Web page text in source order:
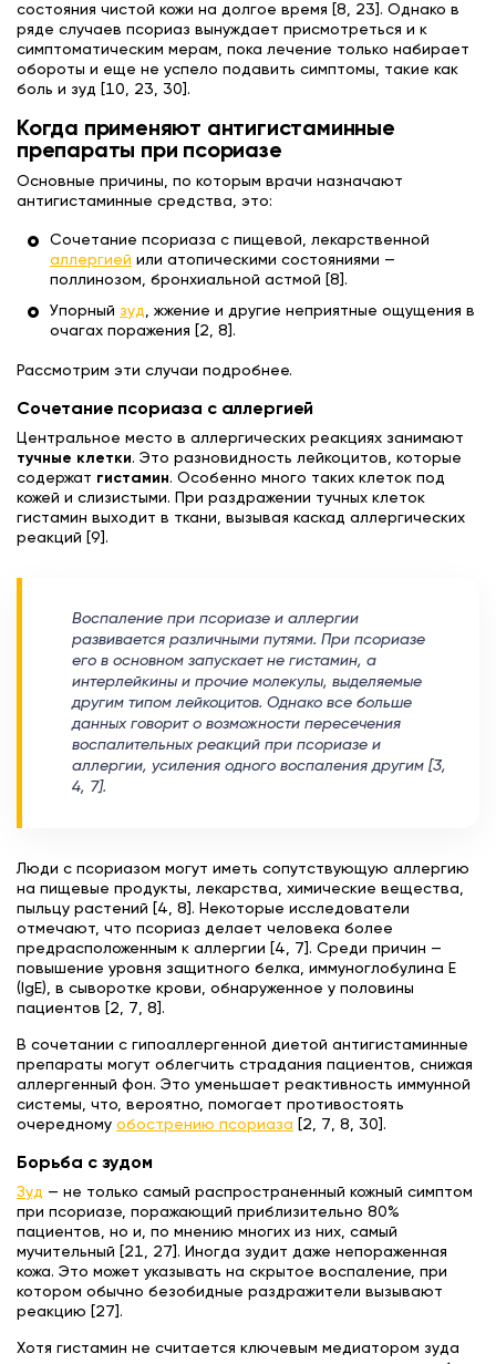
состояния чистой кожи на долгое время [8, 23]. Однако в
ряде случаев псориаз вынуждает присмотреться и к
симптоматическим мерам, пока лечение только набирает
обороты и еще не успело подавить симптомы, такие как
боль и зуд [10, 23, 30].
Когда применяют антигистаминные
препараты при псориазе
Основные причины, по которым врачи назначают
антигистаминные средства, это:
Сочетание псориаза с пищевой, лекарственной
аллергией или атопическими состояниями —
поллинозом, бронхиальной астмой [8].
Упорный зуд, жжение и другие неприятные ощущения в
очагах поражения [2, 8].
Рассмотрим эти случаи подробнее.
Сочетание псориаза с аллергией
Центральное место в аллергических реакциях занимают
тучные клетки. Это разновидность лейкоцитов, которые
содержат гистамин. Особенно много таких клеток под
кожей и слизистыми. При раздражении тучных клеток
гистамин выходит в ткани, вызывая каскад аллергических
реакций [9].
Воспаление при псориазе и аллергии
развивается различными путями. При псориазе
его в основном запускает не гистамин, а
интерлейкины и прочие молекулы, выделяемые
другим типом лейкоцитов. Однако все больше
данных говорит о возможности пересечения
воспалительных реакций при псориазе и
аллергии, усиления одного воспаления другим [3,
4, 7].
Люди с псориазом могут иметь сопутствующую аллергию
на пищевые продукты, лекарства, химические вещества,
пыльцу растений [4, 8]. Некоторые исследователи
отмечают, что псориаз делает человека более
предрасположенным к аллергии [4, 7]. Среди причин —
повышение уровня защитного белка, иммуноглобулина E
(IgE), в сыворотке крови, обнаруженное у половины
пациентов [2, 7, 8].
В сочетании с гипоаллергенной диетой антигистаминные
препараты могут облегчить страдания пациентов, снижая
аллергенный фон. Это уменьшает реактивность иммунной
системы, что, вероятно, помогает противостоять
очередному обострению псориаза [2, 7, 8, 30].
Борьба с зудом
Зуд — не только самый распространенный кожный симптом
при псориазе, поражающий приблизительно 80%
пациентов, но и, по мнению многих из них, самый
мучительный [21, 27]. Иногда зудит даже непораженная
кожа. Это может указывать на скрытое воспаление, при
котором обычно безобидные раздражители вызывают
реакцию [27].
Хотя гистамин не считается ключевым медиатором зуда